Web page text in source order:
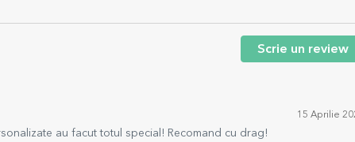
Scrie un review
15 Aprilie
au facut totul special! Recomand cu drag!